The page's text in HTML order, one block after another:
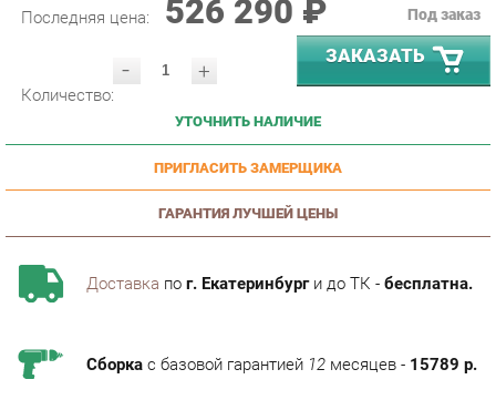
- ЗАКАЗАТЬ
УТОЧНИТЬ НАЛИЧИЕ
ПРИГЛАСИТЬ ЗАМЕРЩИКА
ГАРАНТИЯ ЛУЧШЕЙ ЦЕНЫ
Доставкапог. Екатеринбурги до ТК -бесплатна.